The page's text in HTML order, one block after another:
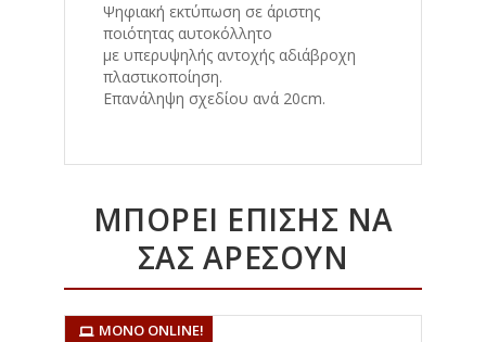
Ψηφιακή εκτύπωση σε άριστης
ποιότητας αυτοκόλλητο
με υπερυψηλής αντοχής αδιάβροχη
πλαστικοποίηση.
Eπανάληψη σχεδίου ανά 20cm.
ΜΠΟΡΕΊ ΕΠΊΣΗΣ ΝΑ
ΣΑΣ ΑΡΈΣΟΥΝ
ΜΌΝΟ ONLINE!